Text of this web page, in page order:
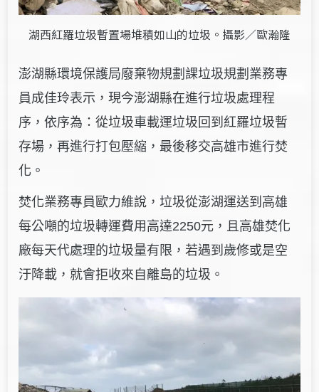
湖西紅羅垃圾暫置場堆積如山的垃圾。攝影／歐瀚隆
澎湖縣環境保護局廢棄物規劃課垃圾規劃業務專
員成佳玲表示，現今澎湖縣在進行垃圾處理程
序，依序為：從垃圾車載運垃圾回到紅羅垃圾暫
存場，再進行打包壓縮，最後移交高雄市進行焚
化。
焚化業務專員歐力維說，垃圾從澎湖運送到高雄
每公噸的垃圾轉運費用高達2250元，且高雄焚化
廠每天代處理的垃圾量有限，若遇到歲修或是空
汙降載，就會拒收來自離島的垃圾。